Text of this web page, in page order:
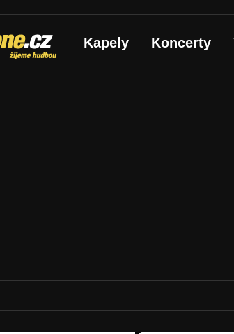
Kapely Koncerty